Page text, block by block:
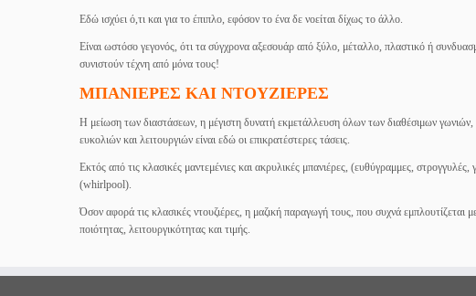
Εδώ ισχύει ό,τι και για το έπιπλο, εφόσον το ένα δε νοείται δίχως το άλλο.
Είναι ωστόσο γεγονός, ότι τα σύγχρονα αξεσουάρ από ξύλο, μέταλλο, πλαστικό ή
συνιστούν τέχνη από μόνα τους!
ΜΠΑΝΙΕΡΕΣ ΚΑΙ ΝΤΟΥΖΙΕΡΕΣ
Η μείωση των διαστάσεων, η μέγιστη δυνατή εκμετάλλευση όλων των διαθέσιμων
ευκολιών και λειτουργιών είναι εδώ οι επικρατέστερες τάσεις.
Εκτός από τις κλασικές μαντεμένιες και ακρυλικές μπανιέρες, (ευθύγραμμες,
(whirlpool).
Όσον αφορά τις κλασικές ντουζιέρες, η μαζική παραγωγή τους, που συχνά εμπλουτίζεται
ποιότητας, λειτουργικότητας και τιμής.